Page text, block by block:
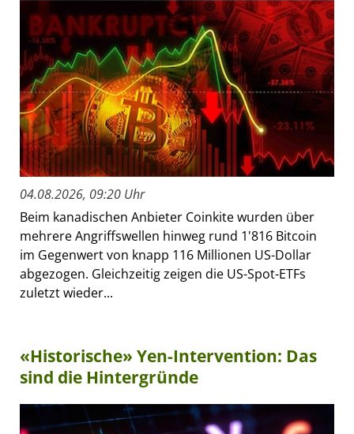
04.08.2026, 09:20 Uhr
Beim kanadischen Anbieter Coinkite wurden über
mehrere Angriffswellen hinweg rund 1'816 Bitcoin
im Gegenwert von knapp 116 Millionen US-Dollar
abgezogen. Gleichzeitig zeigen die US-Spot-ETFs
zuletzt wieder...
«Historische» Yen-Intervention: Das
sind die Hintergründe